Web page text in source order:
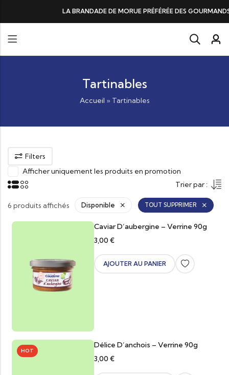
DE MORUE PRÉFÉRÉE DES GOURMANDS, N°1 DANS LES CŒURS ET
Tartinables
Accueil » Tartinables
Filters
Afficher uniquement les produits en promotion
Trier par :
6 produits affichés Disponible TOUT SUPPRIMER
Caviar D’aubergine – Verrine 90g
3,00 €
AJOUTER AU PANIER
HOT
Délice D’anchois – Verrine 90g
3,00 €